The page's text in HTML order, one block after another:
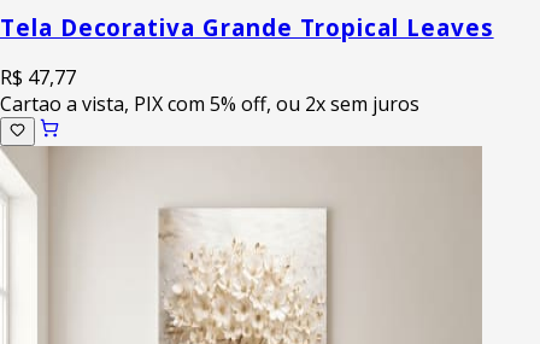
Tela Decorativa Grande Tropical Leaves
R$ 47,77
Cartao a vista, PIX com 5% off, ou 2x sem juros